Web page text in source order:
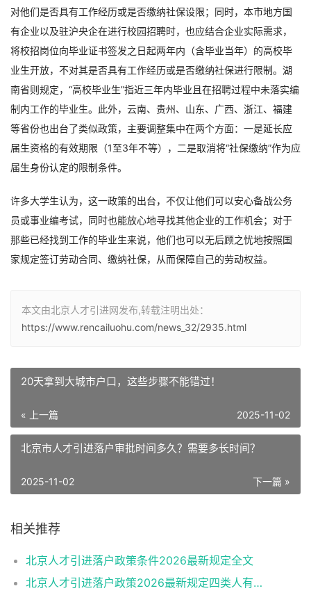
对他们是否具有工作经历或是否缴纳社保设限；同时，本市地方国
有企业以及驻沪央企在进行校园招聘时，也应结合企业实际需求，
将校招岗位向毕业证书签发之日起两年内（含毕业当年）的高校毕
业生开放，不对其是否具有工作经历或是否缴纳社保进行限制。湖
南省则规定，“高校毕业生”指近三年内毕业且在招聘过程中未落实编
制内工作的毕业生。此外，云南、贵州、山东、广西、浙江、福建
等省份也出台了类似政策，主要调整集中在两个方面：一是延长应
届生资格的有效期限（1至3年不等），二是取消将“社保缴纳”作为应
届生身份认定的限制条件。
许多大学生认为，这一政策的出台，不仅让他们可以安心备战公务
员或事业编考试，同时也能放心地寻找其他企业的工作机会；对于
那些已经找到工作的毕业生来说，他们也可以无后顾之忧地按照国
家规定签订劳动合同、缴纳社保，从而保障自己的劳动权益。
本文由北京人才引进网发布,转载注明出处：
https://www.rencailuohu.com/news_32/2935.html
20天拿到大城市户口，这些步骤不能错过！
« 上一篇 2025-11-02
北京市人才引进落户审批时间多久？需要多长时间？
下一篇 »
2025-11-02
相关推荐
北京人才引进落户政策条件2026最新规定全文
北京人才引进落户政策2026最新规定四类人有资格